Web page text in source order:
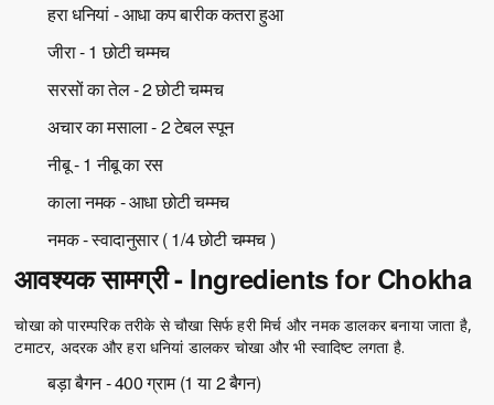
हरा धनियां - आधा कप बारीक कतरा हुआ
जीरा - 1 छोटी चम्मच
सरसों का तेल - 2 छोटी चम्मच
अचार का मसाला - 2 टेबल स्पून
नीबू - 1 नीबू का रस
काला नमक - आधा छोटी चम्मच
नमक - स्वादानुसार ( 1/4 छोटी चम्मच )
आवश्यक सामग्री - Ingredients for Chokha
चोखा को पारम्परिक तरीके से चौखा सिर्फ हरी मिर्च और नमक डालकर बनाया जाता है,
टमाटर, अदरक और हरा धनियां डालकर चोखा और भी स्वादिष्ट लगता है.
बड़ा बैगन - 400 ग्राम (1 या 2 बैगन)